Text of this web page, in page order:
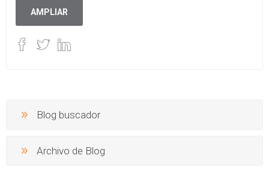
AMPLIAR
Blog buscador
Archivo de Blog